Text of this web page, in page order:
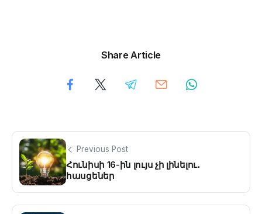
Share Article
Previous Post
Հունիսի 16-ին լույս չի լինելու․
հասցեներ